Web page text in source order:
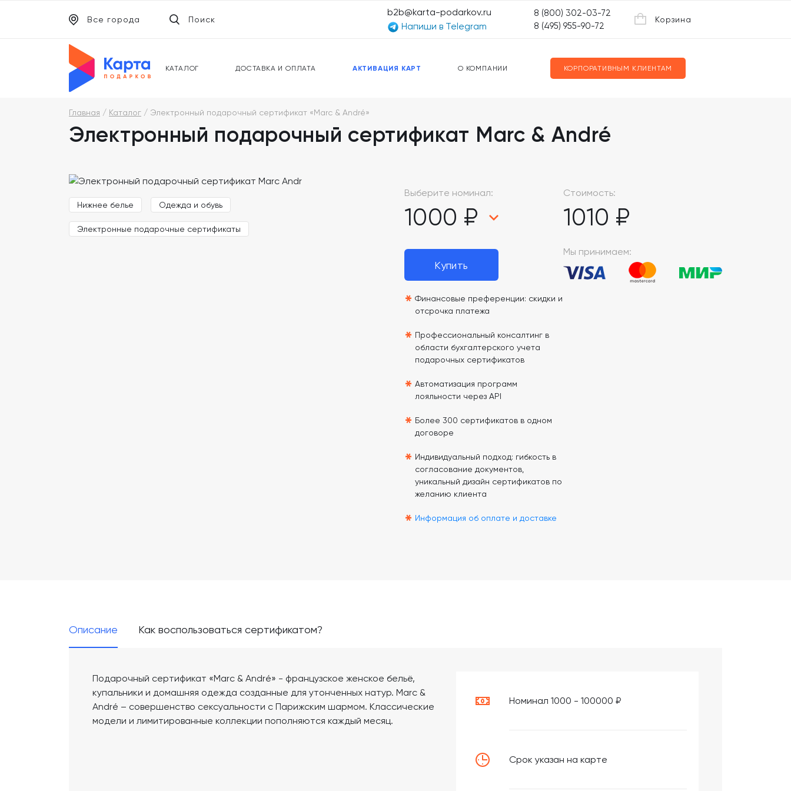
КАТАЛОГ ДОСТАВКА И ОПЛАТА АКТИВАЦИЯ КАРТ О КОМПАНИИ КОРПОРАТИВНЫМ КЛИЕНТАМ
Все города Поиск
b2b@karta-podarkov.ru
Напиши в Telegram
8 (800) 302-03-72
8 (495) 955-90-72
Корзина
ПОДАРОЧНЫЕ КАРТЫ
ПРЕДОПЛАЧЕННЫЕ КАРТЫ
Главная Каталог Электронный подарочный сертификат «Marc & André»
Электронный подарочный сертификат Marc & André
Нижнее белье Одежда и обувь
Электронные подарочные сертификаты
Выберите номинал:
1000 ₽
Стоимость:
1010 ₽
Купить
* Финансовые преференции: скидки и
отсрочка платежа
* Профессиональный консалтинг в
области бухгалтерского учета
подарочных сертификатов
* Автоматизация программ
лояльности через API
* Более 300 сертификатов в одном
договоре
* Индивидуальный подход: гибкость в
согласование документов,
уникальный дизайн сертификатов по
желанию клиента
* Информация об оплате и доставке
Мы принимаем:
Описание Как воспользоваться сертификатом?
Номинал 1000 - 100000 ₽
Срок указан на карте
Подарочный сертификат «Marc & André» - французское женское бельё,
купальники и домашняя одежда созданные для утонченных натур. Marc &
André – совершенство сексуальности с Парижским шармом. Классические
модели и лимитированные коллекции пополняются каждый месяц.